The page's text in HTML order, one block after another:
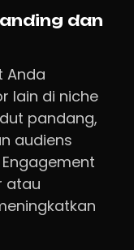
dan
Anda
lain di niche
pandang,
audiens
atau